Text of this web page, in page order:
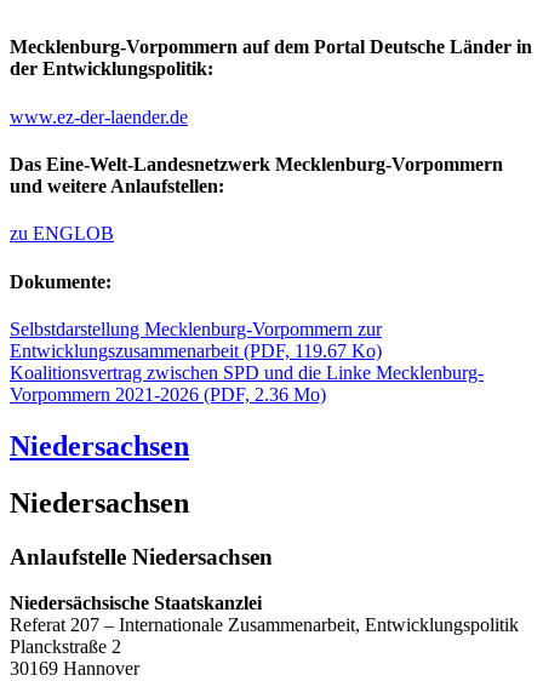
Mecklenburg-Vorpommern auf dem Portal Deutsche Länder in
der Entwicklungspolitik:
www.ez-der-laender.de
Das Eine-Welt-Landesnetzwerk Mecklenburg-Vorpommern
und weitere Anlaufstellen:
zu ENGLOB
Dokumente:
Selbstdarstellung Mecklenburg-Vorpommern zur
Entwicklungszusammenarbeit (PDF, 119.67 Ko)
Koalitionsvertrag zwischen SPD und die Linke Mecklenburg-
Vorpommern 2021-2026 (PDF, 2.36 Mo)
Niedersachsen
Niedersachsen
Anlaufstelle Niedersachsen
Niedersächsische Staatskanzlei
Referat 207 – Internationale Zusammenarbeit, Entwicklungspolitik
Planckstraße 2
30169 Hannover